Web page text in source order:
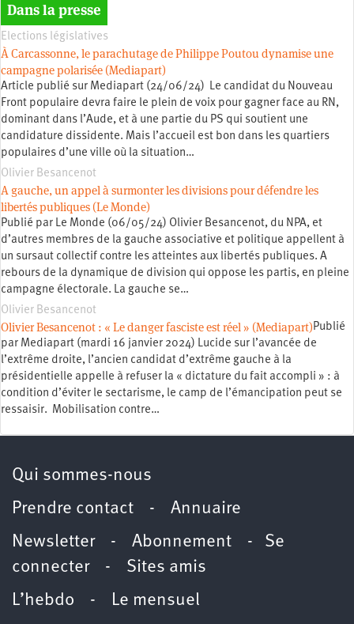
Dans la presse
Elections législatives
À Carcassonne, le parachutage de Philippe Poutou dynamise une
campagne polarisée (Mediapart)
Article publié sur Mediapart (24/06/24) Le candidat du Nouveau
Front populaire devra faire le plein de voix pour gagner face au RN,
dominant dans l’Aude, et à une partie du PS qui soutient une
candidature dissidente. Mais l’accueil est bon dans les quartiers
populaires d’une ville où la situation…
Olivier Besancenot
A gauche, un appel à surmonter les divisions pour défendre les
libertés publiques (Le Monde)
Publié par Le Monde (06/05/24) Olivier Besancenot, du NPA, et
d’autres membres de la gauche associative et politique appellent à
un sursaut collectif contre les atteintes aux libertés publiques. A
rebours de la dynamique de division qui oppose les partis, en pleine
campagne électorale. La gauche se…
Olivier Besancenot
Olivier Besancenot : « Le danger fasciste est réel » (Mediapart)Publié
par Mediapart (mardi 16 janvier 2024) Lucide sur l’avancée de
l’extrême droite, l’ancien candidat d’extrême gauche à la
présidentielle appelle à refuser la « dictature du fait accompli » : à
condition d’éviter le sectarisme, le camp de l’émancipation peut se
ressaisir. Mobilisation contre…
Qui sommes-nous
Prendre contact - Annuaire
Newsletter - Abonnement - Se
connecter- Sites amis
L’hebdo - Le mensuel